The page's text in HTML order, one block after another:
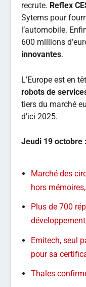
recrute. Reflex
Sytems pour
l’automobile.
600 millions
innovantes.
L’Europe est en
robots de
tiers du marché
d’ici 2025.
Jeudi 19 octobre :
Marché des
hors
Plus de 700
développement
Emitech, seul
pour sa
Thales